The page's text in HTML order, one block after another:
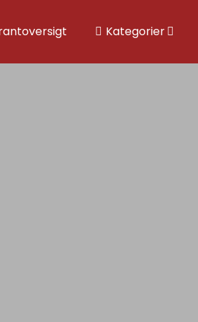
Kategorier